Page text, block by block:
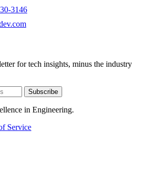
3146
for tech insights, minus the industry
Subscribe
in Engineering.
Service